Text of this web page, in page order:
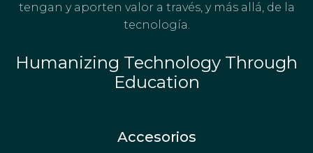
tengan y aporten valor a través, y más allá, de la
tecnología.
Humanizing Technology Through
Education
Accesorios